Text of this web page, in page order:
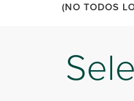
(NO TODOS